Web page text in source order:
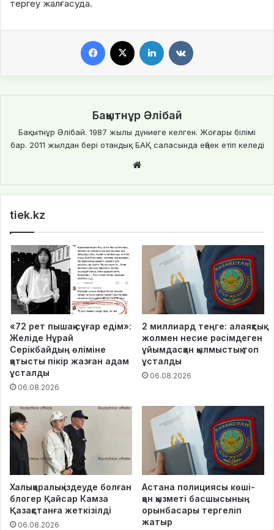
тергеу жалғасуда.
Бақытнұр Әлібай
Бақытнұр Әлібай. 1987 жылы дүниеге келген. Жоғары білімі
бар. 2011 жылдан бері отандық БАҚ саласында еңбек етіп келеді
te
tiek.kz
«72 рет пышақ сұғар едім»:
Желіде Нұрай
Серікбайдың өліміне
қатысты пікір жазған адам
ұсталды
06.08.2026
2 миллиард теңге: алаяқтық
жолмен несие рәсімдеген
ұйымдасқан қылмыстық топ
ұсталды
06.08.2026
Халықаралық іздеуде болған
блогер Қайсар Камза
Қазақстанға жеткізілді
06.08.2026
Астана полициясы көші-
қон қызметі басшысының
орынбасары тергеліп
жатыр